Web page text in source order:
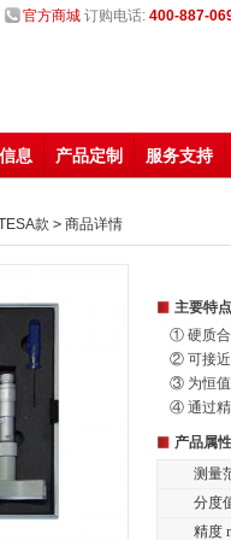
息 产品定制 服务支持
官方商城 订购电话: 400-887-
款 > 商品详情
主要特点
① 硬质合
② 可接近
③ 为恒值
④ 通过精
产品属
测量
分度
精度